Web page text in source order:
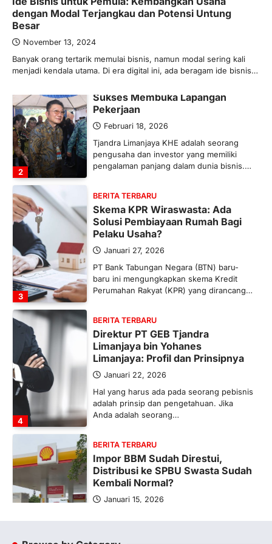
dengan Modal Terjangkau dan Potensi Untung
Besar
November 13, 2024
Banyak orang tertarik memulai bisnis, namun modal sering kali
menjadi kendala utama. Di era digital ini, ada beragam ide bisnis…
1
Ketegangan di Timur Tengah mulai
mengubah peta pasokan komoditas
situasi…
2
BERITA TERBARU
Sukses Membuka Lapangan
Pekerjaan
Februari 18, 2026
Tjandra Limanjaya KHE adalah seorang
pengusaha dan investor yang memiliki
pengalaman panjang dalam dunia bisnis.…
3
BERITA TERBARU
Skema KPR Wiraswasta: Ada
Solusi Pembiayaan Rumah Bagi
Pelaku Usaha?
Januari 27, 2026
PT Bank Tabungan Negara (BTN) baru-
baru ini mengungkapkan skema Kredit
Perumahan Rakyat (KPR) yang dirancang…
4
BERITA TERBARU
Direktur PT GEB Tjandra
Limanjaya bin Yohanes
Limanjaya: Profil dan Prinsipnya
Januari 22, 2026
Hal yang harus ada pada seorang pebisnis
adalah prinsip dan pengetahuan. Jika
Anda adalah seorang…
BERITA TERBARU
Impor BBM Sudah Direstui,
Distribusi ke SPBU Swasta Sudah
Kembali Normal?
Januari 15, 2026